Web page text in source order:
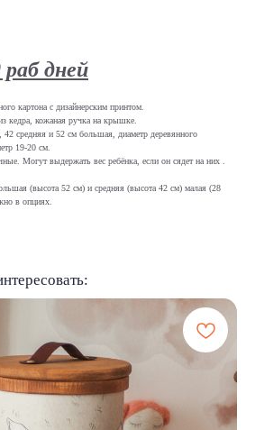
раб дней
картона с дизайнерским принтом.
кедра, кожаная ручка на крышке.
средняя и 52 см большая, диаметр деревянного
19-20 см.
Могут выдержать вес ребёнка, если он сядет на них .
(высота 52 см) и средняя (высота 42 см) малая (28
в опциях.